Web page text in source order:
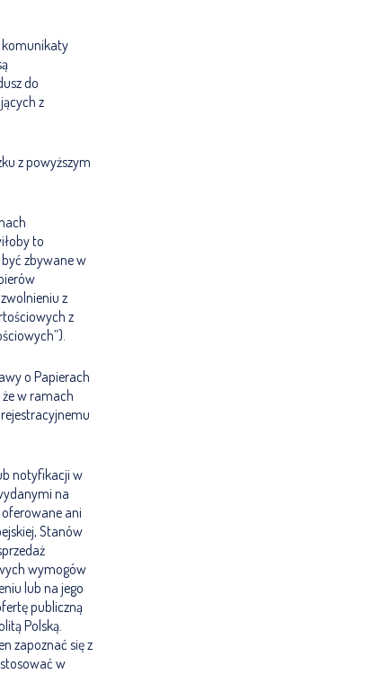
komunikaty
do
z
z powyższym
to
zbywane w
z
z
o Papierach
w ramach
notyfikacji w
na
ani
Stanów
wymogów
lub na jego
publiczną
Polską.
zapoznać się z
w